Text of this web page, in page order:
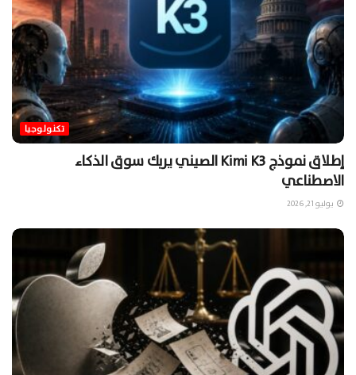
تكنولوجيا
إطلاق نموذج Kimi K3 الصيني يربك سوق الذكاء
الاصطناعي
يوليو 21, 2026